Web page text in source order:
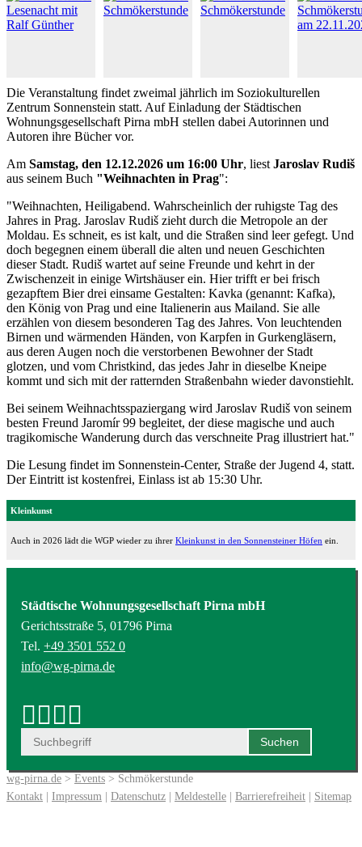
Die Veranstaltung findet zweimal jährlich im Soziokulturellen
Zentrum Sonnenstein statt. Auf Einladung der Städtischen
Wohnungsgesellschaft Pirna mbH stellen dabei Autorinnen und
Autoren ihre Bücher vor.
Am Samstag, den 12.12.2026 um 16:00 Uhr, liest Jaroslav Rudiš
aus seinem Buch "Weihnachten in Prag":
"Weihnachten, Heiligabend. Wahrscheinlich der ruhigste Tag des
Jahres in Prag. Jaroslav Rudiš zieht durch die Metropole an der
Moldau. Es schneit, es ist kalt, und die Straßen sind leer gefegt. Und
doch begegnen einem überall die alten und neuen Geschichten
dieser Stadt. Rudiš wartet auf seine Freunde und kehrt in der
Zwischenzeit in einige Wirtshäuser ein. Hier trifft er bei frisch
gezapftem Bier drei einsame Gestalten: Kavka (genannt: Kafka),
den König von Prag und eine Italienerin aus Mailand. Sie alle
erzählen von diesem besonderen Tag des Jahres. Von leuchtenden
Birnen und wärmenden Händen, von Karpfen in Gurkengläsern,
aus deren Augen noch die verstorbenen Bewohner der Stadt
glotzen, und vom Christkind, das jedes Jahr in dieselbe Kneipe
kommt und sich mit der ratternden Straßenbahn wieder davonstiehlt.
Bei seinem Weihnachtsspaziergang wird Jaroslav Rudiš von seinem
besten Freund Jaromír 99 begleitet, der diese magische und auch
tragikomische Wanderung durch das verschneite Prag illustriert hat."
Die Lesung findet im Sonnenstein-Center, Straße der Jugend 4, statt.
Der Eintritt ist kostenfrei, Einlass ist ab 15:30 Uhr.
Kleinkunst
Auch in 2026 lädt die WGP wieder zu ihrer Kleinkunst in den Sonnensteiner Höfen ein.
Städtische Wohnungsgesellschaft Pirna mbH
Gerichtsstraße 5, 01796 Pirna
Tel. +49 3501 552 0
info@wg-pirna.de
wg-pirna.de > Events > Schmökerstunde
Kontakt | Impressum | Datenschutz | Meldestelle | Barrierefreiheit | Sitemap